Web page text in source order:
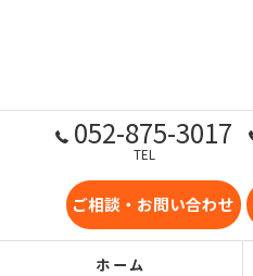
052-875-3017
TEL
ご相談・お問い合わせ
ホーム